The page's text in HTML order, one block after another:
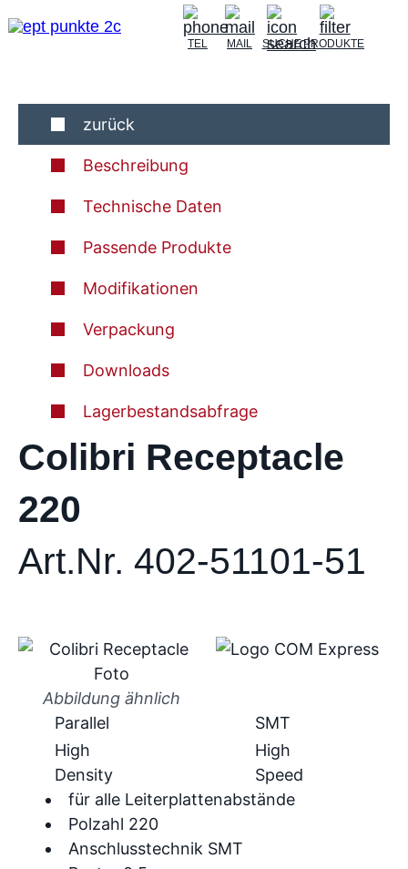
TEL MAIL SUCHEPRODUKTE
zurück
Beschreibung
Technische Daten
Passende Produkte
Modifikationen
Verpackung
Downloads
Lagerbestandsabfrage
Colibri Receptacle
220
Art.Nr. 402-51101-51
Abbildung ähnlich
für alle Leiterplattenabstände
Polzahl 220
Anschlusstechnik SMT
Parallel
SMT
High
Density
High
Speed